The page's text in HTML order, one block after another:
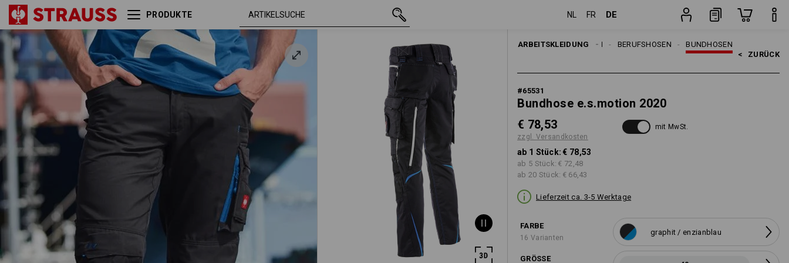
PRODUKTE NL FR DE
ARBEITSKLEIDUNG BUNDHOSEN
BERUFSHOSEN
ARBEITSHOSEN
HERREN
< ZURÜCK
#65531
Bundhose e.s.motion 2020
€ 78,53
zzgl. Versandkosten
mit MwSt.
ab 1 Stück: € 78,53
ab 5 Stück: € 72,48
ab 20 Stück: € 66,43
Lieferzeit ca. 3-5 Werktage
FARBE
16 Varianten
graphit / enzianblau
GRÖSSE
Bundhose e.s.motion
2020
enzianblau
40